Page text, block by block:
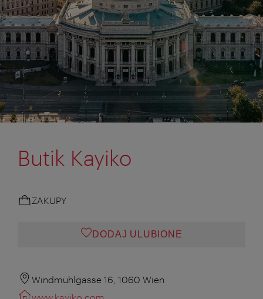
Butik Kayiko
ZAKUPY
DODAJ ULUBIONE
Windmühlgasse 16, 1060 Wien